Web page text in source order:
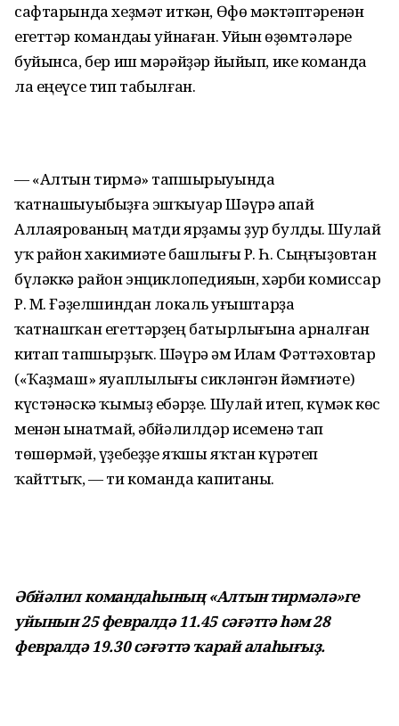
сафтарында хеҙмәт иткән, Өфө мәктәптәренән
егеттәр командаһы уйнаған. Уйын һөҙөмтәләре
буйынса, бер иш мәрәйҙәр йыйып, ике команда
ла еңеүсе тип табылған.
— «Алтын тирмә» тапшырыуында
ҡатнашыуыбыҙға эшҡыуар Шәүрә апай
Аллаярованың матди ярҙамы ҙур булды. Шулай
уҡ район хакимиәте башлығы Р. Һ. Сыңғыҙовтан
бүләккә район энциклопедияһын, хәрби комиссар
Р. М. Ғәҙелшиндан локаль һуғыштарҙа
ҡатнашҡан егеттәрҙең батырлығына арналған
китап тапшырҙыҡ. Шәүрә һәм Илһам Фәттәховтар
(«Ҡаҙмаш» яуаплылығы сикләнгән йәмғиәте)
күстәнәскә ҡымыҙ ебәрҙе. Шулай итеп, күмәк көс
менән һынатмай, әбйәлилдәр исеменә тап
төшөрмәй, үҙебеҙҙе яҡшы яҡтан күрһәтеп
ҡайттыҡ, — ти команда капитаны.
Әбйәлил командаһының «Алтын тирмәлә»ге
уйынын 25 февралдә 11.45 сәғәттә һәм 28
февралдә 19.30 сәғәттә ҡарай алаһығыҙ.